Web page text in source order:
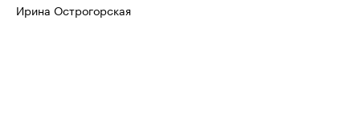
Ирина Острогорская